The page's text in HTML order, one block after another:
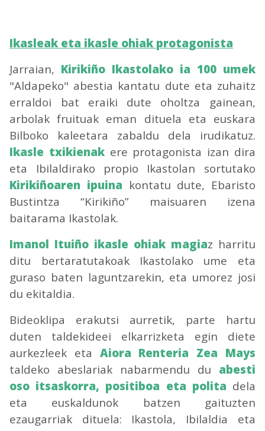
Ikasleak eta ikasle ohiak protagonista
Jarraian, Kirikiño Ikastolako ia 100 umek
"Aldapeko" abestia kantatu dute eta zuhaitz
erraldoi bat eraiki dute oholtza gainean,
arbolak fruituak eman dituela eta euskara
Bilboko kaleetara zabaldu dela irudikatuz.
Ikasle txikienakere protagonista izan dira
eta Ibilaldirako propio Ikastolan sortutako
Kirikiñoaren ipuina kontatu dute, Ebaristo
Bustintza “Kirikiño” maisuaren izena
baitarama Ikastolak.
Imanol Ituiño ikasle ohiak magiaz harritu
ditu bertaratutakoak Ikastolako ume eta
guraso baten laguntzarekin, eta umorez josi
du ekitaldia.
Bideoklipa erakutsi aurretik, parte hartu
duten taldekideei elkarrizketa egin diete
aurkezleek eta Aiora Renteria Zea Mays
taldeko abeslariak nabarmendu du abesti
oso itsaskorra, positiboa eta polita dela
eta euskaldunok batzen gaituzten
ezaugarriak dituela: Ikastola, Ibilaldia eta